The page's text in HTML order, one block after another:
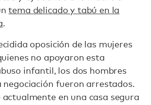
tema delicado y tabú en la
.
oposición de las mujeres
no apoyaron esta
infantil, los dos hombres
negociación fueron arrestados.
en una casa segura